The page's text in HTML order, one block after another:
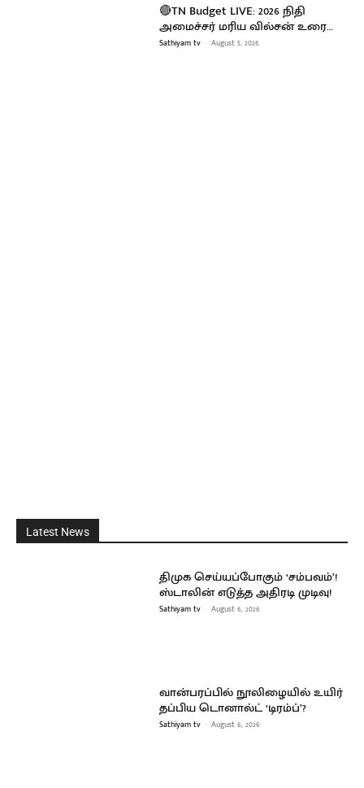
🔴TN Budget LIVE: 2026 நிதி
அமைச்சர் மரிய வில்சன் உரை…
Sathiyam tv - August 5, 2026
Latest News
திமுக செய்யப்போகும் ‘சம்பவம்’!
ஸ்டாலின் எடுத்த அதிரடி முடிவு!
Sathiyam tv - August 6, 2026
வான்பரப்பில் நூலிழையில் உயிர்
தப்பிய டொனால்ட் ‘டிரம்ப்’?
Sathiyam tv - August 6, 2026